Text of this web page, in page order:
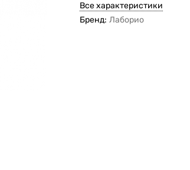
Все характеристики
Бренд: Лаборио